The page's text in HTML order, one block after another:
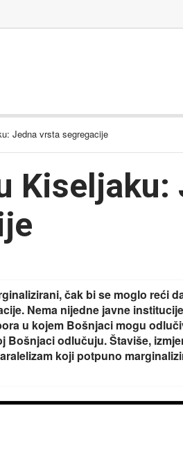
Jedna vrsta segregacije
Kiseljaku:
čak bi se moglo reći
Nema nijedne javne
u kojem Bošnjaci mogu
Bošnjaci odlučuju. Štaviše,
koji potpuno